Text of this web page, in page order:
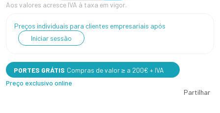
Aos valores acresce IVA à taxa em vigor.
Preços individuais para clientes empresariais após
Iniciar sessão
PORTES GRÁTIS Compras de valor ≥ a 200€ + IVA
Preço exclusivo online
Partilhar